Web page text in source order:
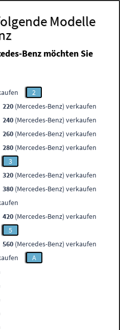
Modelle
Benz möchten Sie
2
220 (Mercedes-Benz) verkaufen
240 (Mercedes-Benz) verkaufen
260 (Mercedes-Benz) verkaufen
280 (Mercedes-Benz) verkaufen
3
320 (Mercedes-Benz) verkaufen
380 (Mercedes-Benz) verkaufen
420 (Mercedes-Benz) verkaufen
5
560 (Mercedes-Benz) verkaufen
A